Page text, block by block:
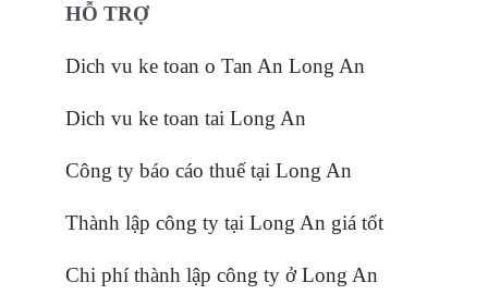
HỖ TRỢ
Dich vu ke toan o Tan An Long An
Dich vu ke toan tai Long An
Công ty báo cáo thuế tại Long An
Thành lập công ty tại Long An giá tốt
Chi phí thành lập công ty ở Long An